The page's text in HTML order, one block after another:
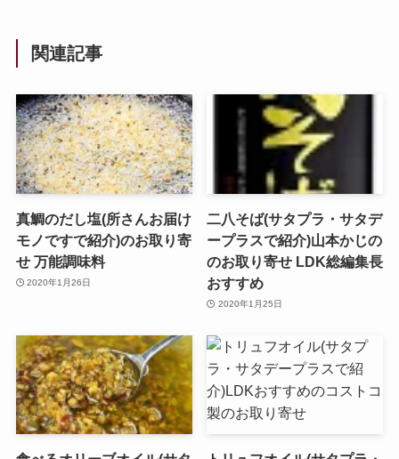
関連記事
真鯛のだし塩(所さんお届け
モノですで紹介)のお取り寄
せ 万能調味料
2020年1月26日
二八そば(サタプラ・サタデ
ープラスで紹介)山本かじの
のお取り寄せ LDK総編集長
おすすめ
2020年1月25日